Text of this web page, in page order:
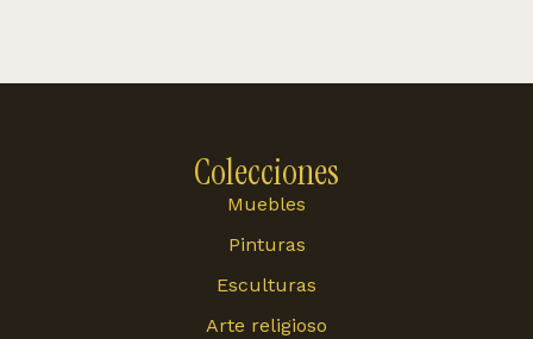
Colecciones
Muebles
Pinturas
Esculturas
Arte religioso